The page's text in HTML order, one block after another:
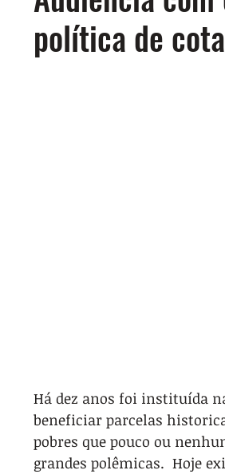
política de
Há dez anos foi instituída
beneficiar parcelas
pobres que pouco ou
grandes polêmicas.  Hoje